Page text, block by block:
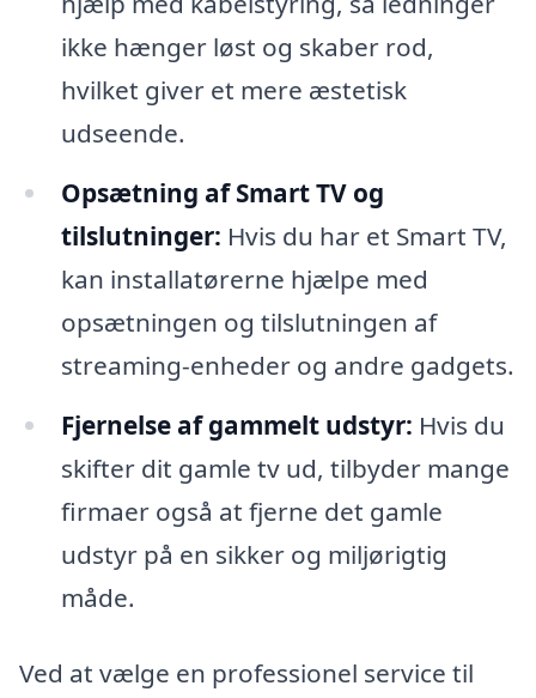
ikke hænger løst og skaber rod,
hvilket giver et mere æstetisk
udseende.
Opsætning af Smart TV og
tilslutninger: Hvis du har et Smart TV,
kan installatørerne hjælpe med
opsætningen og tilslutningen af
streaming-enheder og andre gadgets.
Fjernelse af gammelt udstyr: Hvis du
skifter dit gamle tv ud, tilbyder mange
firmaer også at fjerne det gamle
udstyr på en sikker og miljørigtig
måde.
Ved at vælge en professionel service til